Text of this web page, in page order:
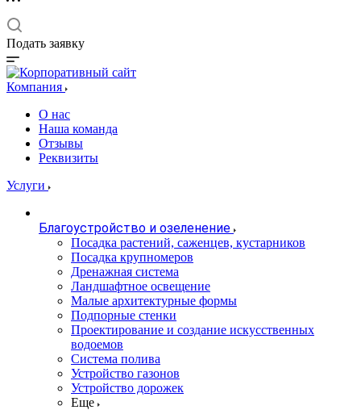
Подать заявку
Компания
О нас
Наша команда
Отзывы
Реквизиты
Услуги
Благоустройство и озеленение
Посадка растений, саженцев, кустарников
Посадка крупномеров
Дренажная система
Ландшафтное освещение
Малые архитектурные формы
Подпорные стенки
Проектирование и создание искусственных
водоемов
Система полива
Устройство газонов
Устройство дорожек
Еще